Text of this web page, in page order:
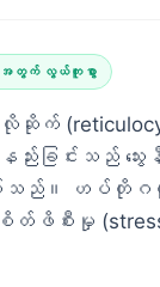
အတွက် လွယ်ကူစွာ
င်းသည် သွေးနီဆဲ
ြစ်သည်။ ဟပ်တို
စီးမှု (stress) ကို